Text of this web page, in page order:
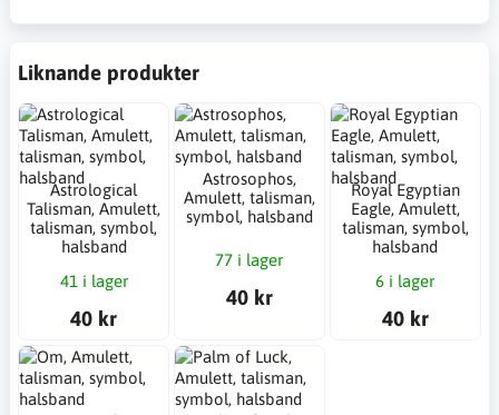
Liknande produkter
Astrological
Talisman, Amulett,
talisman, symbol,
halsband
41 i lager
40 kr
Astrosophos,
Amulett, talisman,
symbol, halsband
77 i lager
40 kr
Royal Egyptian
Eagle, Amulett,
talisman, symbol,
halsband
6 i lager
40 kr